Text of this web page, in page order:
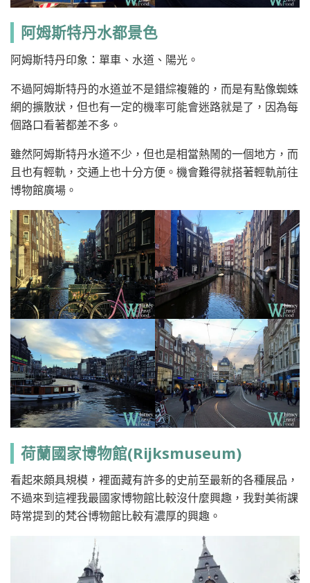
阿姆斯特丹水都景色
阿姆斯特丹印象：單車、水道、陽光。
不過阿姆斯特丹的水道並不是錯綜複雜的，而是有點像蜘蛛
網的擴散狀，但也有一定的機率可能會迷路就是了，因為每
個路口看著都差不多。
雖然阿姆斯特丹水道不少，但也是相當熱鬧的一個地方，而
且也有輕軌，交通上也十分方便。機會難得就搭著輕軌前往
博物館廣場。
荷蘭國家博物館(Rijksmuseum)
看起來頗具規模，裡面藏有許多的史前至最新的各種展品，
不過來到這裡我最國家博物館比較沒什麼興趣，我對美術課
時常提到的梵谷博物館比較有濃厚的興趣。